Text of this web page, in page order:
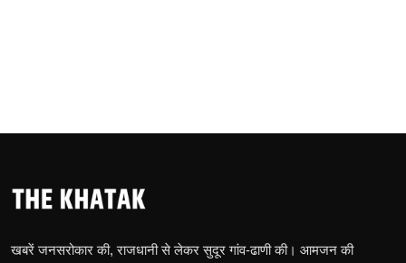
खबरें जनसरोकार की, राजधानी से लेकर सुदूर गांव-ढाणी की। आमजन की